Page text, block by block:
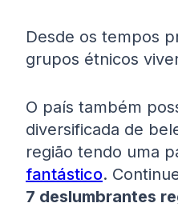
Desde os tempos
grupos étnicos
O país também
diversificada de
região tendo uma
fantástico.
7 deslumbrantes